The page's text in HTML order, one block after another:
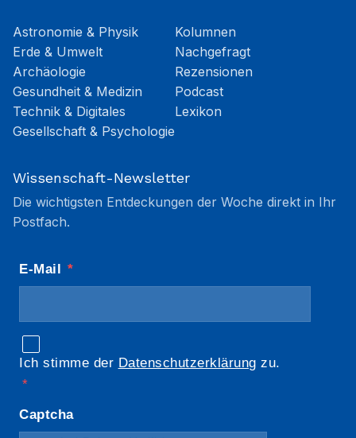
Astronomie & Physik
Erde & Umwelt
Archäologie
Gesundheit & Medizin
Technik & Digitales
Gesellschaft & Psychologie
Kolumnen
Nachgefragt
Rezensionen
Podcast
Lexikon
Wissenschaft-Newsletter
Die wichtigsten Entdeckungen der Woche direkt in Ihr
Postfach.